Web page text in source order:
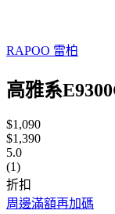
RAPOO 雷柏
高雅系
$1,090
$1,390
5.0
(1)
折扣
周邊滿額再加碼